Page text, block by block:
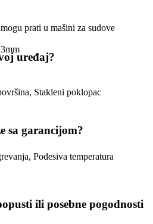
prati u mašini za sudove
Stakleni poklopac
Podesiva temperatura
uređaj?
sa garancijom?
ili posebne pogodnosti